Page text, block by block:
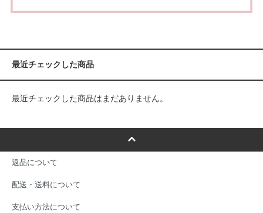
最近チェックした商品
最近チェックした商品はまだありません。
返品について
配送・送料について
支払い方法について